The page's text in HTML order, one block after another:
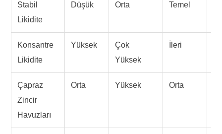
Stabil
Likidite
Düşük Orta Temel
Konsantre
Likidite
Yüksek
Çok
Yüksek
İleri
Çapraz
Zincir
Havuzları
Orta Yüksek Orta